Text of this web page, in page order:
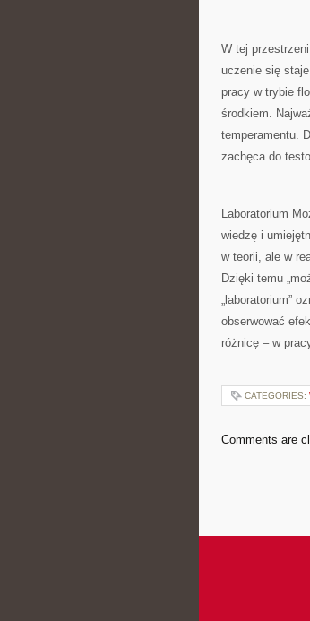
W tej
uczenie się
pracy w trybie
środkiem.
temperamentu.
zachęca do
Laboratorium
wiedzę i
w teorii, ale w
Dzięki temu
„laboratorium”
obserwować
różnicę – w
CATEGORIES:
Comments are